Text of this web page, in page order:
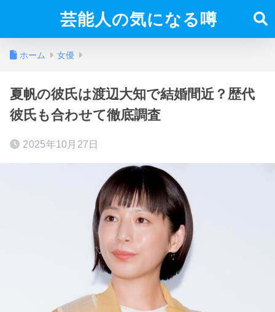
芸能人の気になる噂
ホーム 女優
夏帆の彼氏は渡辺大知で結婚間近？歴代
彼氏も合わせて徹底調査
2025年10月27日